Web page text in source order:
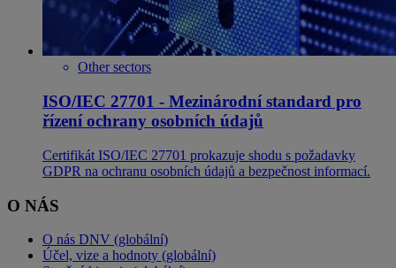
Other sectors
ISO/IEC 27701 - Mezinárodní standard pro
řízení ochrany osobních údajů
Certifikát ISO/IEC 27701 prokazuje shodu s požadavky
GDPR na ochranu osobních údajů a bezpečnost informací.
O NÁS
O nás DNV (globální)
Účel, vize a hodnoty (globální)